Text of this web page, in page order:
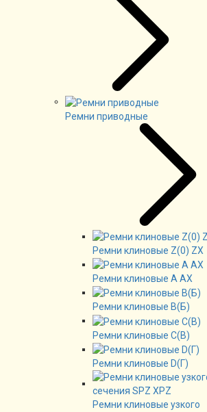
Ремни приводные
Ремни клиновые Z(0) ZX
Ремни клиновые А AX
Ремни клиновые В(Б)
Ремни клиновые C(B)
Ремни клиновые D(Г)
Ремни клиновые узкого